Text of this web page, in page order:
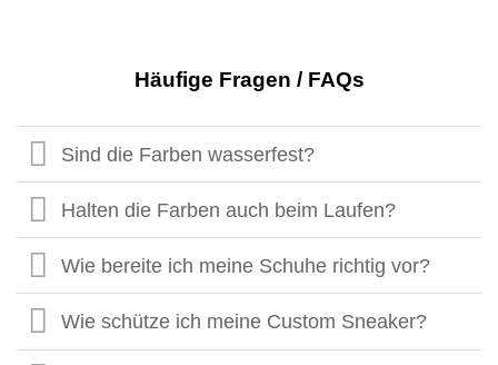
Häufige Fragen / FAQs
Sind die Farben wasserfest?
Halten die Farben auch beim Laufen?
Wie bereite ich meine Schuhe richtig vor?
Wie schütze ich meine Custom Sneaker?